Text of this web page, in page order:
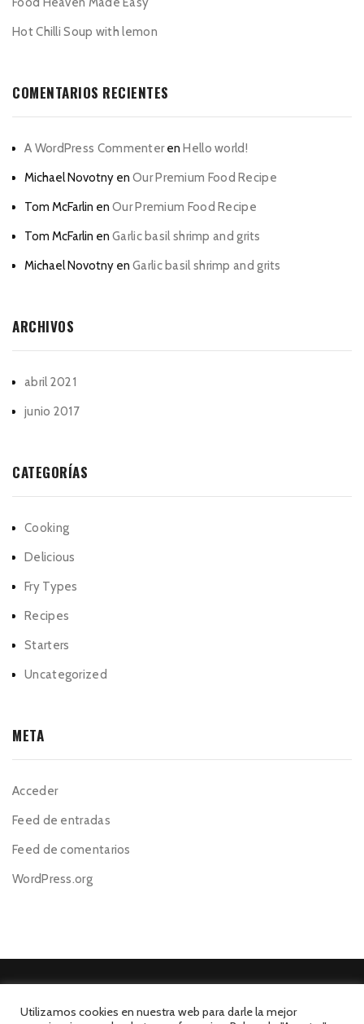
Hot Chilli Soup with lemon
COMENTARIOS RECIENTES
A WordPress CommenterenHello world!
Michael Novotny en Our Premium Food Recipe
Tom McFarlin en Our Premium Food Recipe
Tom McFarlin en Garlic basil shrimp and grits
Michael Novotny en Garlic basil shrimp and grits
ARCHIVOS
abril 2021
junio 2017
CATEGORÍAS
Cooking
Delicious
Fry Types
Recipes
Starters
Uncategorized
META
Acceder
Feed de entradas
Feed de comentarios
WordPress.org
Utilizamos cookies en nuestra web para darle la mejor